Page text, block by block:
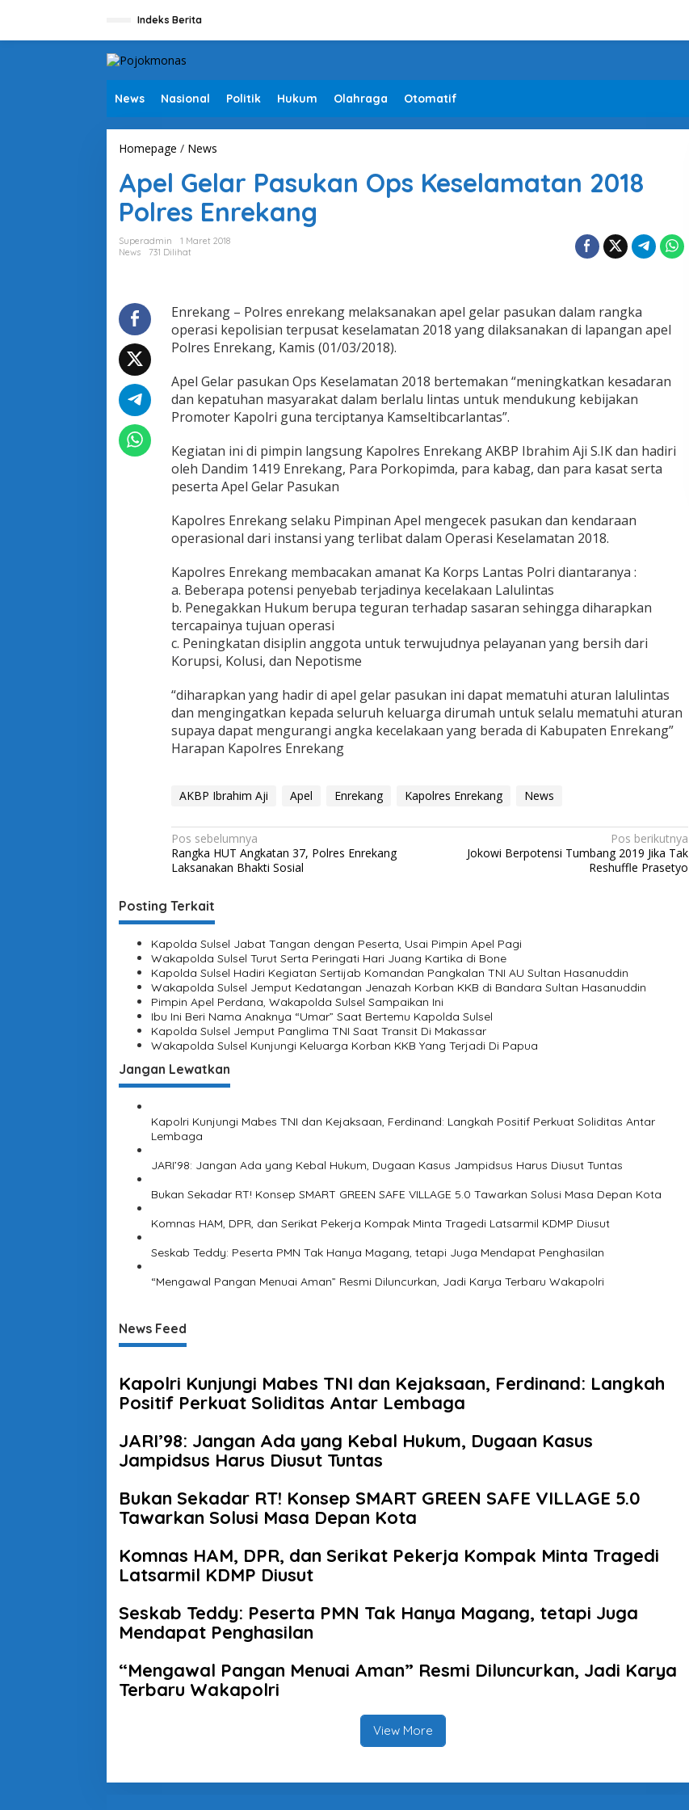
Indeks Berita
News Nasional Politik Hukum Olahraga Otomatif
Homepage / News
e
G
e
l
s
u
k
a
O
p
K
s
e
a
t
n
2
0
1
8
P
o
l
e
s
E
n
a
g
Apel Gelar Pasukan Ops Keselamatan 2018
Polres Enrekang
Superadmin
1 Maret 2018
News
731 Dilihat
Enrekang – Polres enrekang melaksanakan apel gelar pasukan dalam rangka
operasi kepolisian terpusat keselamatan 2018 yang dilaksanakan di lapangan apel
Polres Enrekang, Kamis (01/03/2018).
Apel Gelar pasukan Ops Keselamatan 2018 bertemakan “meningkatkan kesadaran
dan kepatuhan masyarakat dalam berlalu lintas untuk mendukung kebijakan
Promoter Kapolri guna terciptanya Kamseltibcarlantas”.
Kegiatan ini di pimpin langsung Kapolres Enrekang AKBP Ibrahim Aji S.IK dan hadiri
oleh Dandim 1419 Enrekang, Para Porkopimda, para kabag, dan para kasat serta
peserta Apel Gelar Pasukan
Kapolres Enrekang selaku Pimpinan Apel mengecek pasukan dan kendaraan
operasional dari instansi yang terlibat dalam Operasi Keselamatan 2018.
Kapolres Enrekang membacakan amanat Ka Korps Lantas Polri diantaranya :
a. Beberapa potensi penyebab terjadinya kecelakaan Lalulintas
b. Penegakkan Hukum berupa teguran terhadap sasaran sehingga diharapkan
tercapainya tujuan operasi
c. Peningkatan disiplin anggota untuk terwujudnya pelayanan yang bersih dari
Korupsi, Kolusi, dan Nepotisme
“diharapkan yang hadir di apel gelar pasukan ini dapat mematuhi aturan lalulintas
dan mengingatkan kepada seluruh keluarga dirumah untuk selalu mematuhi aturan
supaya dapat mengurangi angka kecelakaan yang berada di Kabupaten Enrekang”
Harapan Kapolres Enrekang
AKBP Ibrahim Aji Apel Enrekang Kapolres Enrekang News
N
a
i
g
a
s
i
p
o
s
Pos sebelumnya
Rangka HUT Angkatan 37, Polres Enrekang
Laksanakan Bhakti Sosial
Pos berikutnya
Jokowi Berpotensi Tumbang 2019 Jika Tak
Reshuffle Prasetyo
Posting Terkait
Kapolda Sulsel Jabat Tangan dengan Peserta, Usai Pimpin Apel Pagi
Wakapolda Sulsel Turut Serta Peringati Hari Juang Kartika di Bone
Kapolda Sulsel Hadiri Kegiatan Sertijab Komandan Pangkalan TNI AU Sultan Hasanuddin
Wakapolda Sulsel Jemput Kedatangan Jenazah Korban KKB di Bandara Sultan Hasanuddin
Pimpin Apel Perdana, Wakapolda Sulsel Sampaikan Ini
Ibu Ini Beri Nama Anaknya “Umar” Saat Bertemu Kapolda Sulsel
Kapolda Sulsel Jemput Panglima TNI Saat Transit Di Makassar
Wakapolda Sulsel Kunjungi Keluarga Korban KKB Yang Terjadi Di Papua
Jangan Lewatkan
Kapolri Kunjungi Mabes TNI dan Kejaksaan, Ferdinand: Langkah Positif Perkuat Soliditas Antar
Lembaga
JARI’98: Jangan Ada yang Kebal Hukum, Dugaan Kasus Jampidsus Harus Diusut Tuntas
Bukan Sekadar RT! Konsep SMART GREEN SAFE VILLAGE 5.0 Tawarkan Solusi Masa Depan Kota
Komnas HAM, DPR, dan Serikat Pekerja Kompak Minta Tragedi Latsarmil KDMP Diusut
Seskab Teddy: Peserta PMN Tak Hanya Magang, tetapi Juga Mendapat Penghasilan
“Mengawal Pangan Menuai Aman” Resmi Diluncurkan, Jadi Karya Terbaru Wakapolri
News Feed
Kapolri Kunjungi Mabes TNI dan Kejaksaan, Ferdinand: Langkah
Positif Perkuat Soliditas Antar Lembaga
JARI’98: Jangan Ada yang Kebal Hukum, Dugaan Kasus
Jampidsus Harus Diusut Tuntas
Bukan Sekadar RT! Konsep SMART GREEN SAFE VILLAGE 5.0
Tawarkan Solusi Masa Depan Kota
Komnas HAM, DPR, dan Serikat Pekerja Kompak Minta Tragedi
Latsarmil KDMP Diusut
Seskab Teddy: Peserta PMN Tak Hanya Magang, tetapi Juga
Mendapat Penghasilan
“Mengawal Pangan Menuai Aman” Resmi Diluncurkan, Jadi Karya
Terbaru Wakapolri
View More